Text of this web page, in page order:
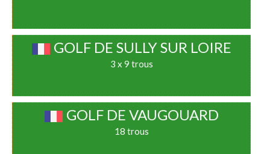
GOLF DE SULLY SUR LOIRE
3 x 9 trous
GOLF DE VAUGOUARD
18 trous